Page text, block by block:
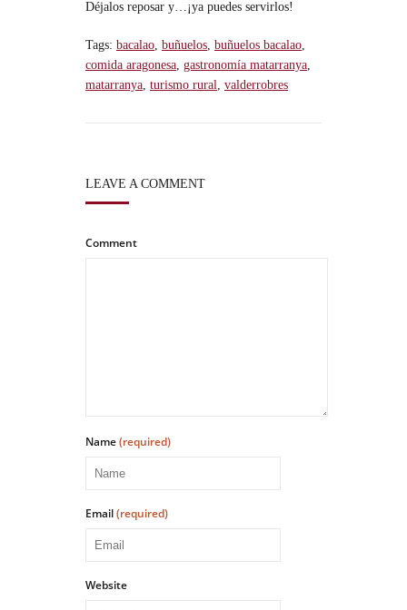
Déjalos reposar y…¡ya puedes servirlos!
Tags: bacalao, buñuelos, buñuelos bacalao,
comida aragonesa, gastronomía matarranya,
matarranya, turismo rural, valderrobres
LEAVE A COMMENT
Comment
Name(required)
Email(required)
Website